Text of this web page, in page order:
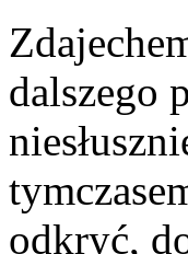
dalszego
odkryć,